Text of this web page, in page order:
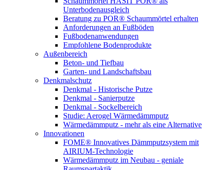
Unterbodenausgleich
Beratung zu POR® Schaummörtel erhalten
Anforderungen an Fußböden
Fußbodenanwendungen
Empfohlene Bodenprodukte
Außenbereich
Beton- und Tiefbau
Garten- und Landschaftsbau
Denkmalschutz
Denkmal - Historische Putze
Denkmal - Sanierputze
Denkmal - Sockelbereich
Studie: Aerogel Wärmedämmputz
Wärmedämmputz - mehr als eine Alternative
Innovationen
FOME® Innovatives Dämmputzsystem mit
AIRIUM-Technologie
Wärmedämmputz im Neubau - geniale